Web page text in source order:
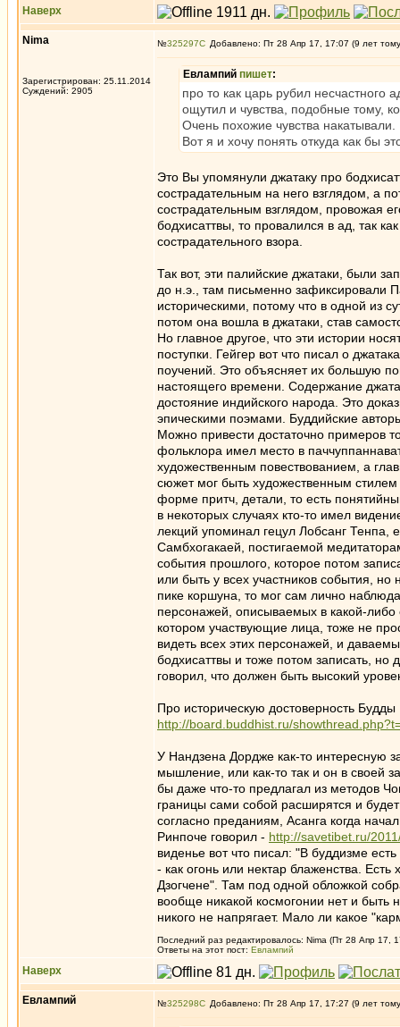
Наверх
Nima
Зарегистрирован: 25.11.2014
Суждений: 2905
№325297 Добавлено: Пт 28 Апр 17, 17:07 (9 лет
Евлампий пишет:
про то как царь рубил несчастного
ощутил и чувства, подобные тому,
Очень похожие чувства накатывали.
Вот я и хочу понять откуда как бы
Это Вы упомянули джатаку про
сострадательным на него взглядом, а
сострадательным взглядом, провожая
бодхисаттвы, то провалился в ад, так
сострадательного взора.
Так вот, эти палийские джатаки, были
до н.э., там письменно зафиксировали
историческими, потому что в одной из
потом она вошла в джатаки, став
Но главное другое, что эти истории
поступки. Гейгер вот что писал о
поучений. Это объясняет их большую
настоящего времени. Содержание
достояние индийского народа. Это
эпическими поэмами. Буддийские
Можно привести достаточно примеров
фольклора имел место в
художественным повествованием, а
сюжет мог быть художественным
форме притч, детали, то есть
в некоторых случаях кто-то имел
лекций упоминал гецул Лобсанг Тенпа,
Самбхогакаей, постигаемой
события прошлого, которое потом
или быть у всех участников события,
пике коршуна, то мог сам лично
персонажей, описываемых в какой-либо
котором участвующие лица, тоже не
видеть всех этих персонажей, и
бодхисаттвы и тоже потом записать, но
говорил, что должен быть высокий
Про историческую достоверность
http://board.buddhist.ru/
У Нандзена Дордже как-то интересную
мышление, или как-то так и он в своей
бы даже что-то предлагал из методов
границы сами собой расширятся и
согласно преданиям, Асанга когда
Ринпоче говорил - http://savetibet.ru/
виденье вот что писал: "В буддизме
- как огонь или нектар блаженства.
Дзогчене". Там под одной обложкой
вообще никакой космогонии нет и
никого не напрягает. Мало ли какое
Последний раз редактировалось: Nima (Пт 28 Апр 17,
Ответы на этот пост: Евлампий
Наверх
Евлампий №325298 Добавлено: Пт 28 Апр 17, 17:27 (9 лет